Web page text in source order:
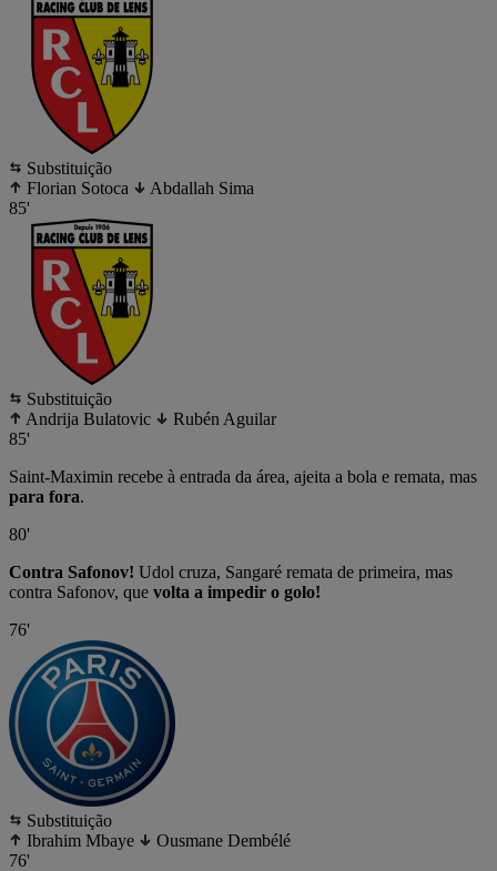
Substituição
Florian Sotoca
Abdallah Sima
85'
Substituição
Andrija Bulatovic
Rubén Aguilar
85'
Saint-Maximin recebe à entrada da área, ajeita a bola e remata, mas
para fora.
80'
Contra Safonov! Udol cruza, Sangaré remata de primeira, mas
contra Safonov, que volta a impedir o golo!
76'
Substituição
Ibrahim Mbaye
Ousmane Dembélé
76'